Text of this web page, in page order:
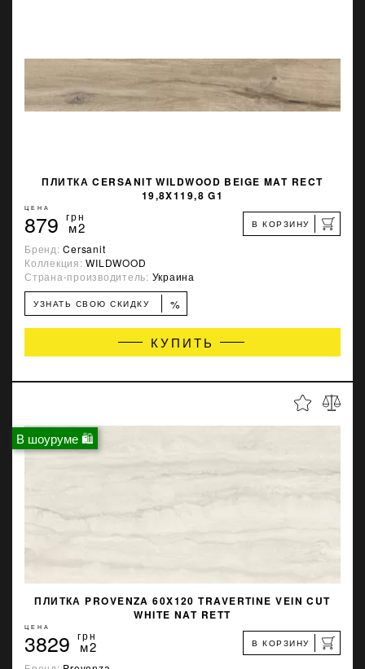
ПЛИТКА CERSANIT WILDWOOD BEIGE MAT RECT
19,8X119,8 G1
ЦЕНА
879 грн
м2 В КОРЗИНУ
Бренд:Cersanit
Коллекция:WILDWOOD
Страна-производитель: Украина
УЗНАТЬ СВОЮ СКИДКУ %
КУПИТЬ
В шоуруме 🛍
ПЛИТКА PROVENZA 60X120 TRAVERTINE VEIN CUT
WHITE NAT RETT
ЦЕНА
3829 грн
м2 В КОРЗИНУ